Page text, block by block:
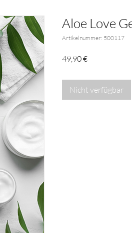
Aloe Love
Artikelnummer: 500117
49,90 €Preis
Nicht verfügbar